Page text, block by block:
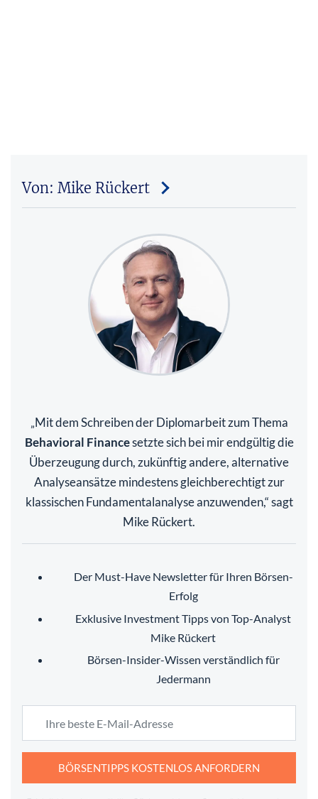
Von: Mike Rückert
Mit dem Schreiben der Diplomarbeit zum Thema
Behavioral Financesetzte sich bei mir endgültig die
Überzeugung durch, zukünftig andere, alternative
Analyseansätze mindestens gleichberechtigt zur
klassischen Fundamentalanalyse anzuwenden,“ sagt
Mike Rückert.
Der Must-Have Newsletter für Ihren Börsen-
Erfolg
Exklusive Investment Tipps von Top-Analyst
Mike Rückert
Börsen-Insider-Wissen verständlich für
Jedermann
BÖRSENTIPPS KOSTENLOS ANFORDERN